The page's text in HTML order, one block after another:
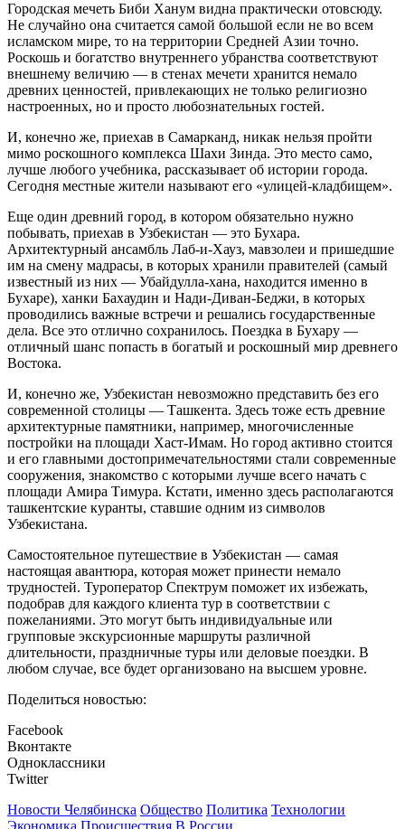
Городская мечеть Биби Ханум видна практически отовсюду.
Не случайно она считается самой большой если не во всем
исламском мире, то на территории Средней Азии точно.
Роскошь и богатство внутреннего убранства соответствуют
внешнему величию — в стенах мечети хранится немало
древних ценностей, привлекающих не только религиозно
настроенных, но и просто любознательных гостей.
И, конечно же, приехав в Самарканд, никак нельзя пройти
мимо роскошного комплекса Шахи Зинда. Это место само,
лучше любого учебника, рассказывает об истории города.
Сегодня местные жители называют его «улицей-кладбищем».
Еще один древний город, в котором обязательно нужно
побывать, приехав в Узбекистан — это Бухара.
Архитектурный ансамбль Лаб-и-Хауз, мавзолеи и пришедшие
им на смену мадрасы, в которых хранили правителей (самый
известный из них — Убайдулла-хана, находится именно в
Бухаре), ханки Бахаудин и Нади-Диван-Беджи, в которых
проводились важные встречи и решались государственные
дела. Все это отлично сохранилось. Поездка в Бухару —
отличный шанс попасть в богатый и роскошный мир древнего
Востока.
И, конечно же, Узбекистан невозможно представить без его
современной столицы — Ташкента. Здесь тоже есть древние
архитектурные памятники, например, многочисленные
постройки на площади Хаст-Имам. Но город активно стоится
и его главными достопримечательностями стали современные
сооружения, знакомство с которыми лучше всего начать с
площади Амира Тимура. Кстати, именно здесь располагаются
ташкентские куранты, ставшие одним из символов
Узбекистана.
Самостоятельное путешествие в Узбекистан — самая
настоящая авантюра, которая может принести немало
трудностей. Туроператор Спектрум поможет их избежать,
подобрав для каждого клиента тур в соответствии с
пожеланиями. Это могут быть индивидуальные или
групповые экскурсионные маршруты различной
длительности, праздничные туры или деловые поездки. В
любом случае, все будет организовано на высшем уровне.
Поделиться новостью:
Facebook
Вконтакте
Одноклассники
Twitter
Новости Челябинска Общество Политика Технологии